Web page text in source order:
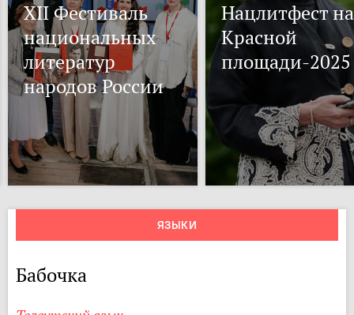
XII Фестиваль
национальных
литератур
народов России
Нацлитфест на
Красной
площади-2025
ЯЗЫКИ
Бабочка